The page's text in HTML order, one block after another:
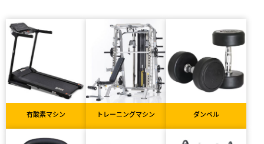
有酸素マシン トレーニングマシン ダンベル